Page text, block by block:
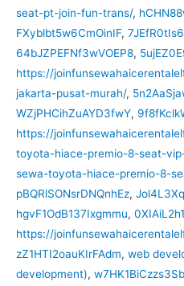
seat-pt-join-fun-trans/,
FXyblbt5w6CmOinIF,
64bJZPEFNf3wVOEP8,
https://
jakarta-pusat-murah/,
WZjPHCihZuAYD3fwY,
https://
toyota-hiace-premio-8-seat-
sewa-toyota-hiace-premio-8-
pBQRlSONsrDNQnhEz,
hgvF1OdB137Ixgmmu,
https://
zZ1HTI2oauKIrFAdm, web
development),